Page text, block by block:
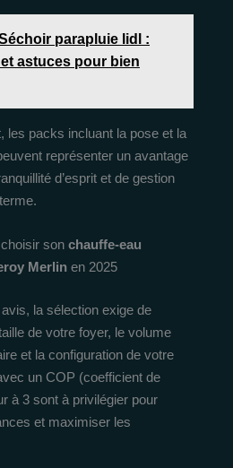
parapluie lidl :
astuces pour bien
les packs incluant la pose et la
représenter un avantage
d’esprit et de gestion
son chauffe-eau
Merlin en 2025
la sélection exige de
de votre foyer, le volume
et la configuration de votre
un COP (coefficient de
à 3 sont à privilégier pour
et maximiser les